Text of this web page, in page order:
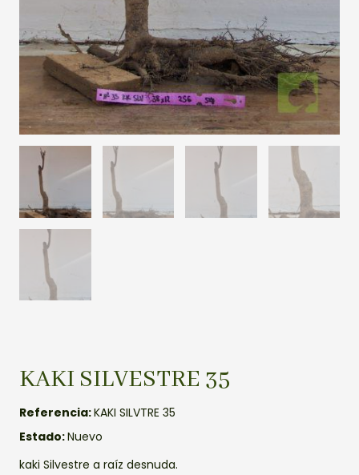
KAKI SILVESTRE 35
Referencia:KAKI SILVTRE 35
Estado:Nuevo
kaki Silvestre a raíz desnuda.